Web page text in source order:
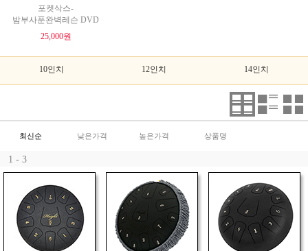
포켓삭스-
밤부사푼완벽레슨 DVD
25,000원
10인치 12인치 14인치
최신순 낮은가격 높은가격 상품명
1 - 3